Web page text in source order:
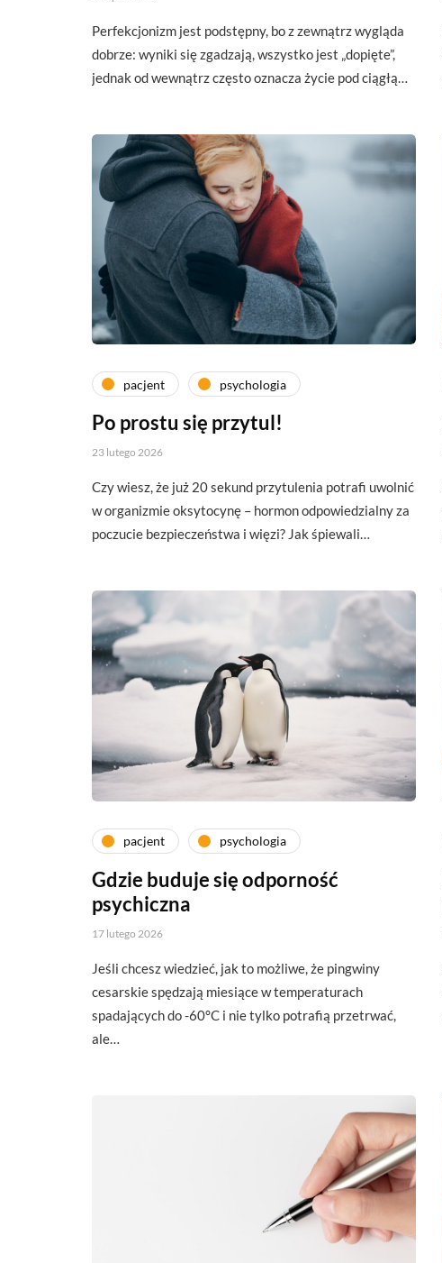
Perfekcjonizm jest podstępny, bo z zewnątrz wygląda
dobrze: wyniki się zgadzają, wszystko jest „dopięte”,
jednak od wewnątrz często oznacza życie pod ciągłą…
pacjent psychologia
Po prostu się przytul!
23 lutego 2026
Czy wiesz, że już 20 sekund przytulenia potrafi uwolnić
w organizmie oksytocynę – hormon odpowiedzialny za
poczucie bezpieczeństwa i więzi? Jak śpiewali…
pacjent psychologia
Gdzie buduje się odporność
psychiczna
17 lutego 2026
Jeśli chcesz wiedzieć, jak to możliwe, że pingwiny
cesarskie spędzają miesiące w temperaturach
spadających do -60°C i nie tylko potrafią przetrwać,
ale…